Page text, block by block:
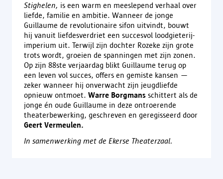
Stighelen, is een warm en meeslepend verhaal over
liefde, familie en ambitie. Wanneer de jonge
Guillaume de revolutionaire sifon uitvindt, bouwt
hij vanuit liefdesverdriet een succesvol loodgieterij-
imperium uit. Terwijl zijn dochter Rozeke zijn grote
trots wordt, groeien de spanningen met zijn zonen.
Op zijn 88ste verjaardag blikt Guillaume terug op
een leven vol succes, offers en gemiste kansen —
zeker wanneer hij onverwacht zijn jeugdliefde
opnieuw ontmoet. Warre Borgmans schittert als de
jonge én oude Guillaume in deze ontroerende
theaterbewerking, geschreven en geregisseerd door
Geert Vermeulen.
In samenwerking met de Ekerse Theaterzaal.